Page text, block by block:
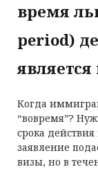
время
period)
Когда
“вовремя”?
срока
заявление
визы, но в